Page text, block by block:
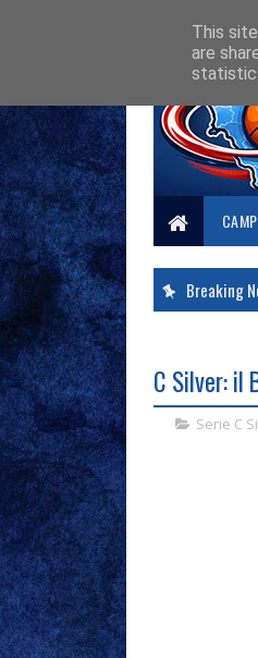
Breaking
C Silver: il
Serie C
This
are